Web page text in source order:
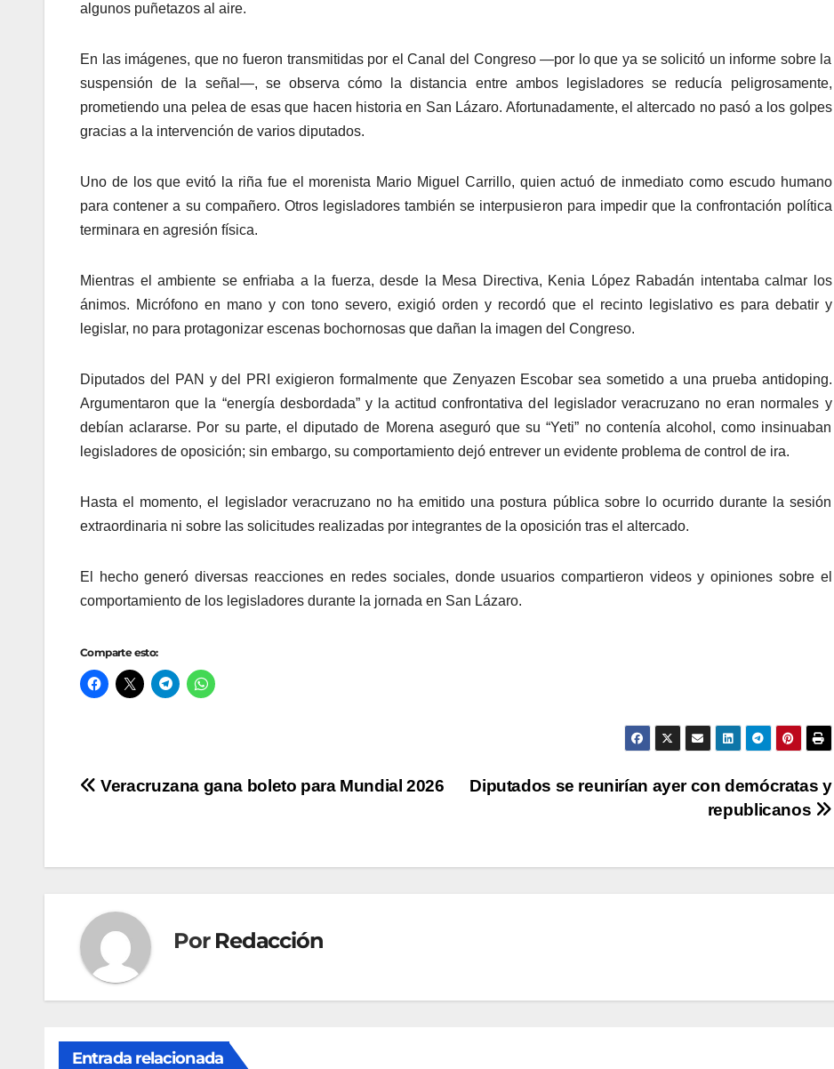
algunos puñetazos al aire.
En las imágenes, que no fueron transmitidas por el Canal del Congreso —por lo que ya se solicitó un informe sobre la
suspensión de la señal—, se observa cómo la distancia entre ambos legisladores se reducía peligrosamente,
prometiendo una pelea de esas que hacen historia en San Lázaro. Afortunadamente, el altercado no pasó a los golpes
gracias a la intervención de varios diputados.
Uno de los que evitó la riña fue el morenista Mario Miguel Carrillo, quien actuó de inmediato como escudo humano
para contener a su compañero. Otros legisladores también se interpusieron para impedir que la confrontación política
terminara en agresión física.
Mientras el ambiente se enfriaba a la fuerza, desde la Mesa Directiva, Kenia López Rabadán intentaba calmar los
ánimos. Micrófono en mano y con tono severo, exigió orden y recordó que el recinto legislativo es para debatir y
legislar, no para protagonizar escenas bochornosas que dañan la imagen del Congreso.
Diputados del PAN y del PRI exigieron formalmente que Zenyazen Escobar sea sometido a una prueba antidoping.
Argumentaron que la “energía desbordada” y la actitud confrontativa del legislador veracruzano no eran normales y
debían aclararse. Por su parte, el diputado de Morena aseguró que su “Yeti” no contenía alcohol, como insinuaban
legisladores de oposición; sin embargo, su comportamiento dejó entrever un evidente problema de control de ira.
Hasta el momento, el legislador veracruzano no ha emitido una postura pública sobre lo ocurrido durante la sesión
extraordinaria ni sobre las solicitudes realizadas por integrantes de la oposición tras el altercado.
El hecho generó diversas reacciones en redes sociales, donde usuarios compartieron videos y opiniones sobre el
comportamiento de los legisladores durante la jornada en San Lázaro.
Comparte esto:
Navegación
entradas
Diputados se reunirían ayer con demócratas y
republicanos
Veracruzana gana boleto para Mundial 2026
Por Redacción
Entrada relacionada